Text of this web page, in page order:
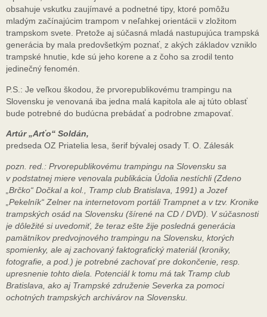
obsahuje vskutku zaujímavé a podnetné tipy, ktoré pomôžu
mladým začínajúcim trampom v neľahkej orientácii v zložitom
trampskom svete. Pretože aj súčasná mladá nastupujúca trampská
generácia by mala predovšetkým poznať, z akých základov vzniklo
trampské hnutie, kde sú jeho korene a z čoho sa zrodil tento
jedinečný fenomén.
P.S.: Je veľkou škodou, že prvorepublikovému trampingu na
Slovensku je venovaná iba jedna malá kapitola ale aj túto oblasť
bude potrebné do budúcna prebádať a podrobne zmapovať.
Artúr „Arťo“ Soldán,
predseda OZ Priatelia lesa, šerif bývalej osady T. O. Zálesák
pozn. red.: Prvorepublikovému trampingu na Slovensku sa
v podstatnej miere venovala publikácia Údolia nestíchli (Zdeno
„Brčko“ Dočkal a kol., Tramp club Bratislava, 1991) a Jozef
„Pekelník“ Zelner na internetovom portáli Trampnet a v tzv. Kronike
trampských osád na Slovensku (šírené na CD / DVD). V súčasnosti
je dôležité si uvedomiť, že teraz ešte žije posledná generácia
pamätníkov predvojnového trampingu na Slovensku, ktorých
spomienky, ale aj zachovaný faktografický materiál (kroniky,
fotografie, a pod.) je potrebné zachovať pre dokončenie, resp.
upresnenie tohto diela. Potenciál k tomu má tak Tramp club
Bratislava, ako aj Trampské združenie Severka za pomoci
ochotných trampských archivárov na Slovensku.